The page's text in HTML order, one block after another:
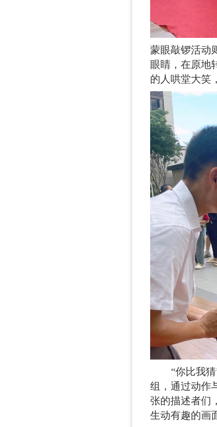
蒙眼敲锣活动
眼睛，在原地
的人哄堂大笑
“你比我
组，通过动作
张的描述者们
生动有趣的画